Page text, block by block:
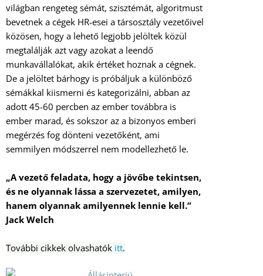
világban rengeteg sémát, szisztémát, algoritmust
bevetnek a cégek HR-esei a társosztály vezetőivel
közösen, hogy a lehető legjobb jelöltek közül
megtalálják azt vagy azokat a leendő
munkavállalókat, akik értéket hoznak a cégnek.
De a jelöltet bárhogy is próbáljuk a különböző
sémákkal kiismerni és kategorizálni, abban az
adott 45-60 percben az ember továbbra is
ember marad, és sokszor az a bizonyos emberi
megérzés fog dönteni vezetőként, ami
semmilyen módszerrel nem modellezhető le.
„A vezető feladata, hogy a jövőbe tekintsen,
és ne olyannak lássa a szervezetet, amilyen,
hanem olyannak amilyennek lennie kell.”
Jack Welch
További cikkek olvashatók itt.